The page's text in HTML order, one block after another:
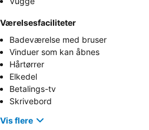
Værelsesfaciliteter
Badeværelse med bruser
Vinduer som kan åbnes
Hårtørrer
Elkedel
Betalings-tv
Skrivebord
Vis flere